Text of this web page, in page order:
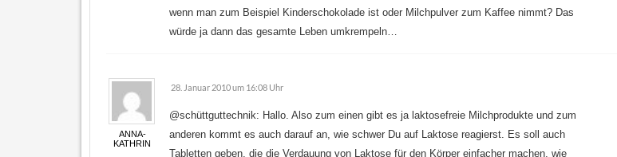
wenn man zum Beispiel Kinderschokolade ist oder Milchpulver zum Kaffee nimmt? Das
würde ja dann das gesamte Leben umkrempeln…
ANNA-
KATHRIN
28. Januar 2010 um 16:08 Uhr
@schüttguttechnik: Hallo. Also zum einen gibt es ja laktosefreie Milchprodukte und zum
anderen kommt es auch darauf an, wie schwer Du auf Laktose reagierst. Es soll auch
Tabletten geben, die die Verdauung von Laktose für den Körper einfacher machen, wie